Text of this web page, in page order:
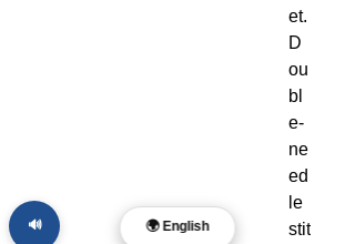
et.
D
ou
bl
e-
ne
ed
le
stit
🌍 English
🔊